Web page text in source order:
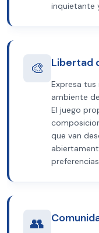
inquietante
🎨 Libertad
Expresa tus
ambiente
El juego
que van
👥